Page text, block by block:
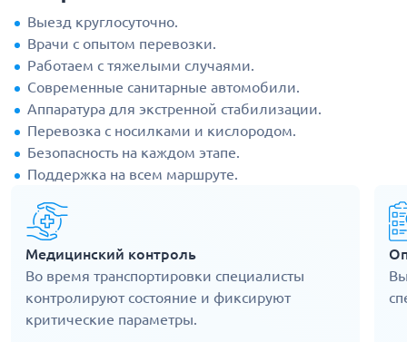
Выезд круглосуточно.
Врачи с опытом перевозки.
Работаем с тяжелыми случаями.
Современные санитарные автомобили.
Аппаратура для экстренной стабилизации.
Перевозка с носилками и кислородом.
Безопасность на каждом этапе.
Поддержка на всем маршруте.
Медицинский контроль
Во время транспортировки специалисты
контролируют состояние и фиксируют
критические параметры.